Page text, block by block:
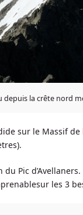
depuis la crête nord
sur le Massif de
Pic
les 3